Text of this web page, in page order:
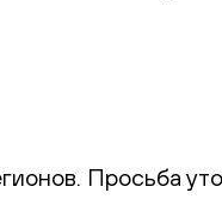
Просьба